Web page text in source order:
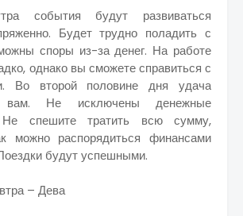
события будут развиваться
Будет трудно поладить с
споры из-за денег. На работе
однако вы сможете справиться с
Во второй половине дня удача
вам. Не исключены денежные
Не спешите тратить всю сумму,
можно распорядиться финансами
будут успешными.
– Дева